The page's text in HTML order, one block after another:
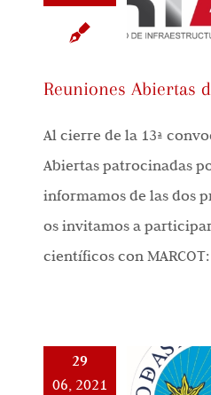
Reuniones Abiertas
Al cierre de la 13ª
Abiertas patrocinadas
informamos de las dos
os invitamos a
científicos con
29
06, 2021